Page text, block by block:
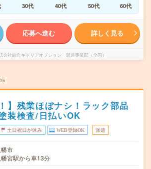
30代 40代 50代 60代
応募へ進む 詳しく見る
会社綜合キャリアオプション 製造事業部（全国）
】残業ほぼナシ！ラック部品
装検査/日払いOK
土日祝日が休み WEB登録OK 派遣
市
宮駅から車13分